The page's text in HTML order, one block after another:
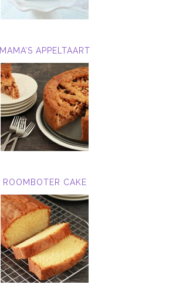
MAMA’S APPELTAART
ROOMBOTER CAKE